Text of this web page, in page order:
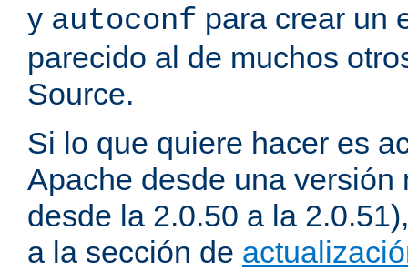
y autoconf para crear un
parecido al de muchos
Source.
Si lo que quiere hacer es
Apache desde una versión
desde la 2.0.50 a la
a la sección de